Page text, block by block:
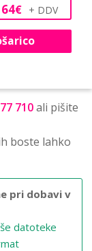
€
710ali pišite
boste lahko
pri dobavi v
datoteke